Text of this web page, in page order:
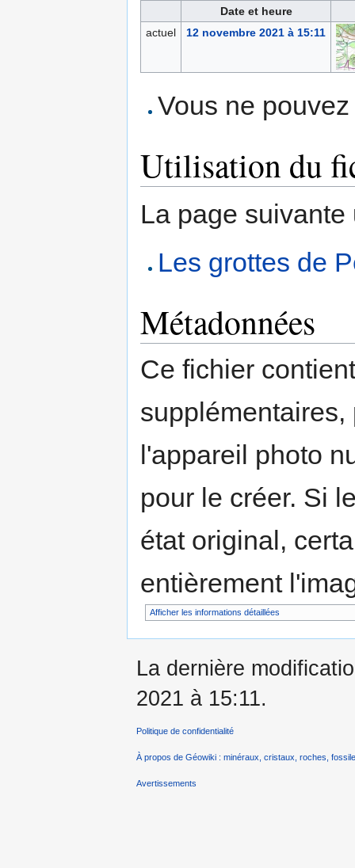
Date et heure
actuel
12 novembre 2021 à 15:11
Vous ne
Utilisation du
La page
Les grottes de
Métadonnées
Ce fichier
l'appareil photo
pour le créer. Si
état original,
entièrement
Afficher les informations détaillées
La dernière
2021 à 15:11.
Politique de confidentialité
À propos de Géowiki : minéraux, cristaux, roches,
Avertissements